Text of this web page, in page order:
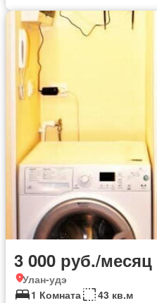
3 000 руб./месяц
Улан-удэ
1 Комната
43 кв.м